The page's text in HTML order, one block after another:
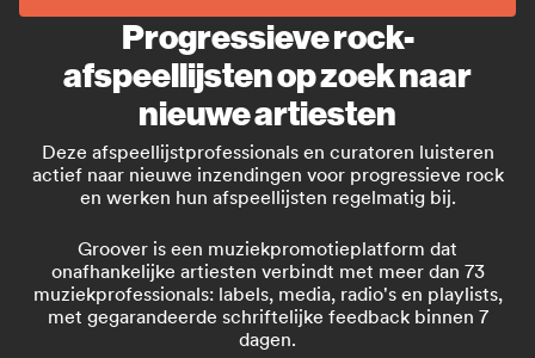
Progressieve rock-
afspeellijsten op zoek naar
nieuwe artiesten
Deze afspeellijstprofessionals en curatoren luisteren
actief naar nieuwe inzendingen voor progressieve rock
en werken hun afspeellijsten regelmatig bij.
Groover is een muziekpromotieplatform dat
onafhankelijke artiesten verbindt met meer dan 73
muziekprofessionals: labels, media, radio's en playlists,
met gegarandeerde schriftelijke feedback binnen 7
dagen.